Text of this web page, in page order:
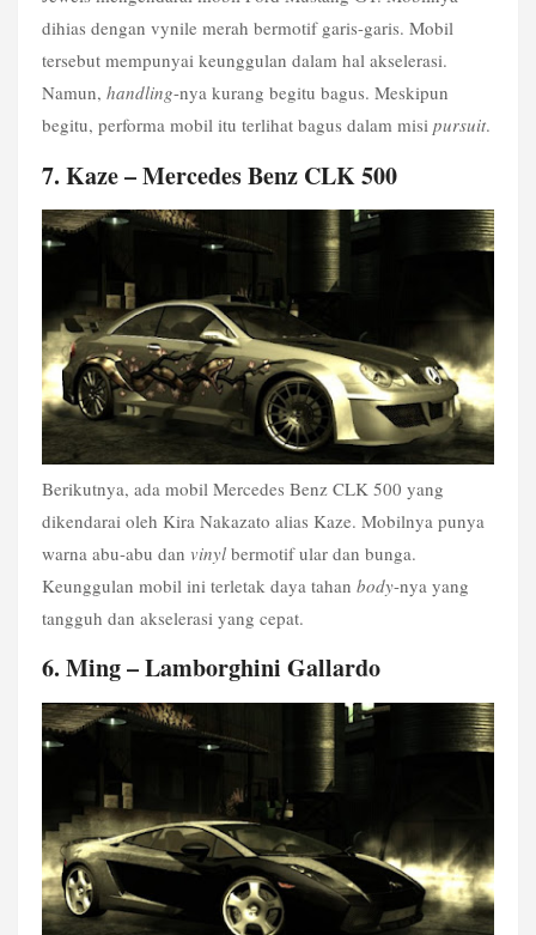
dihias dengan vynile merah bermotif garis-garis. Mobil
tersebut mempunyai keunggulan dalam hal akselerasi.
Namun, handling-nya kurang begitu bagus. Meskipun
begitu, performa mobil itu terlihat bagus dalam misi pursuit.
7. Kaze – Mercedes Benz CLK 500
Berikutnya, ada mobil Mercedes Benz CLK 500 yang
dikendarai oleh Kira Nakazato alias Kaze. Mobilnya punya
warna abu-abu dan vinyl bermotif ular dan bunga.
Keunggulan mobil ini terletak daya tahan body-nya yang
tangguh dan akselerasi yang cepat.
6. Ming – Lamborghini Gallardo